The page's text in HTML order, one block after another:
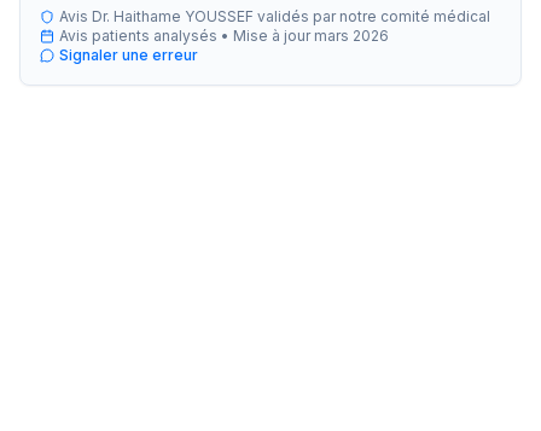
Avis Dr. Haithame YOUSSEF validés par notre comité médical
Avis patients analysés • Mise à jour mars 2026
Signaler une erreur